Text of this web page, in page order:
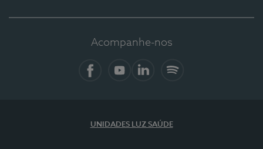
Acompanhe-nos
UNIDADES LUZ SAÚDE